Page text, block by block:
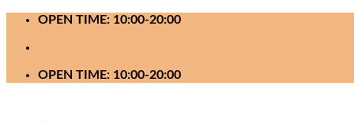
OPEN TIME: 10:00-20:00
OPEN TIME: 10:00-20:00